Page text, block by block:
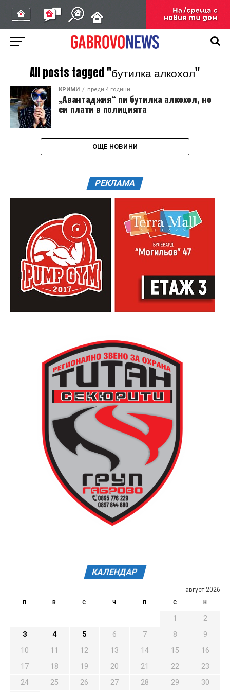
All posts tagged "бутилка алкохол"
КРИМИ преди 4 години
„Авантаджия“ пи бутилка алкохол, но
си плати в полицията
ОЩЕ НОВИНИ
РЕКЛАМА
КАЛЕНДАР
август 2026
П В С Ч П С Н
1
2
3
4 5 6 7 8
9
10
11 12 13 14 15
16
17
18 19 20 21 22
23
24
25 26 27 28 29 30